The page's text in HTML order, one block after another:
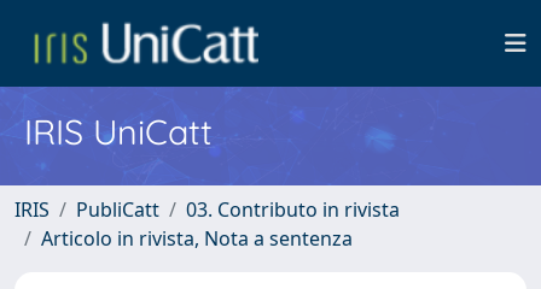
IRIS UniCatt
IRIS PubliCatt
03. Contributo in rivista
Articolo in rivista, Nota a sentenza